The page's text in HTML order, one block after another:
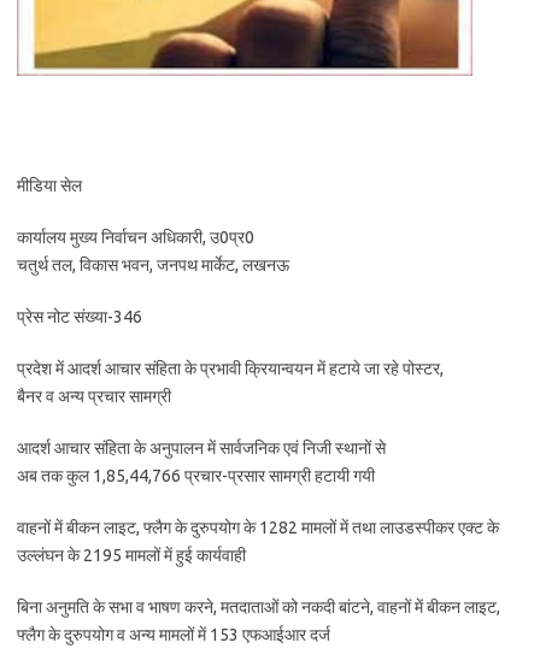
मीडिया सेल
कार्यालय मुख्य निर्वाचन अधिकारी, उ0प्र0
चतुर्थ तल, विकास भवन, जनपथ मार्केट, लखनऊ
प्रेस नोट संख्या-346
प्रदेश में आदर्श आचार संहिता के प्रभावी क्रियान्वयन में हटाये जा रहे पोस्टर,
बैनर व अन्य प्रचार सामग्री
आदर्श आचार संहिता के अनुपालन में सार्वजनिक एवं निजी स्थानों से
अब तक कुल 1,85,44,766 प्रचार-प्रसार सामग्री हटायी गयी
वाहनों में बीकन लाइट, फ्लैग के दुरुपयोग के 1282 मामलों में तथा लाउडस्पीकर एक्ट के
उल्लंघन के 2195 मामलों में हुई कार्यवाही
बिना अनुमति के सभा व भाषण करने, मतदाताओं को नकदी बांटने, वाहनों में बीकन लाइट,
फ्लैग के दुरुपयोग व अन्य मामलों में 153 एफआईआर दर्ज